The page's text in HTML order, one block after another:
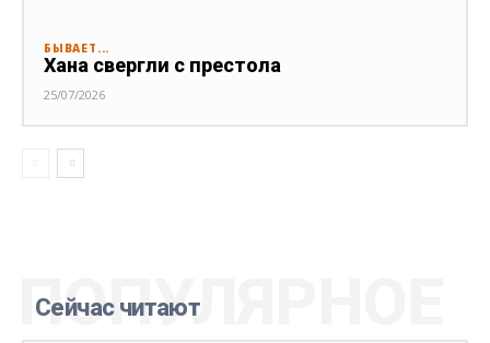
БЫВАЕТ...
Хана свергли с престола
25/07/2026
Сейчас читают
ПОПУЛЯРНОЕ